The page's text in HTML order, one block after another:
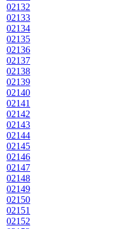
02132
02133
02134
02135
02136
02137
02138
02139
02140
02141
02142
02143
02144
02145
02146
02147
02148
02149
02150
02151
02152